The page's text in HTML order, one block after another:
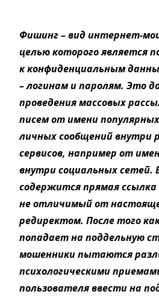
Фишинг – вид интернет-
целью которого является
к конфиденциальным
– логинам и паролям. Это
проведения массовых
писем от имени
личных сообщений внутри
сервисов, например от
внутри социальных сетей.
содержится прямая
не отличимый от
редиректом. После того
попадает на поддельную
мошенники пытаются
психологическими
пользователя ввести на